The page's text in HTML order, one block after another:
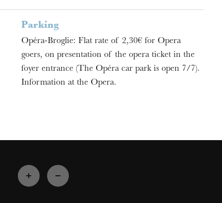
Parking
Opéra-Broglie: Flat rate of 2,30€ for Opera
goers, on presentation of the opera ticket in the
foyer entrance (The Opéra car park is open 7/7).
Information at the Opera.